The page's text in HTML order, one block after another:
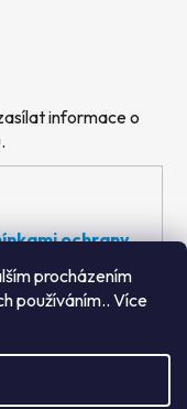
procházením
používáním.. Více
informace o
ochrany